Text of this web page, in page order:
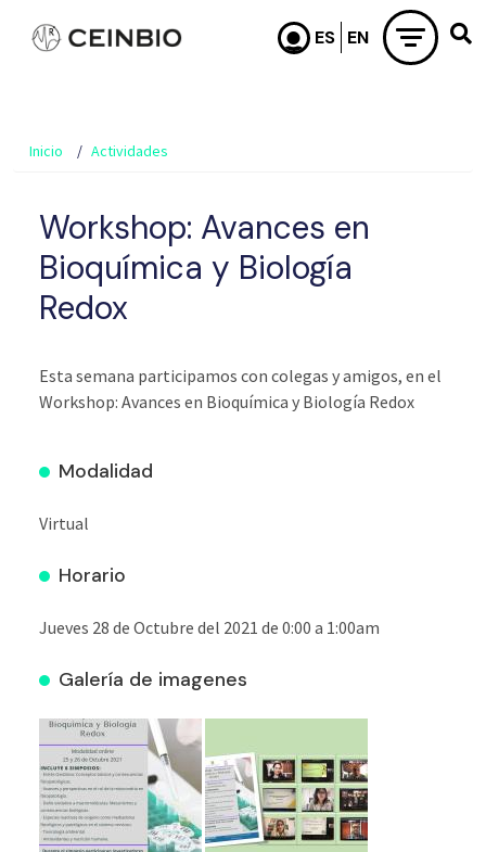
Pasar al contenido principal
Inicio Actividades
Workshop: Avances en
Bioquímica y Biología
Redox
Esta semana participamos con colegas y amigos, en el
Workshop: Avances en Bioquímica y Biología Redox
Modalidad
Virtual
Horario
Jueves 28 de Octubre del 2021 de 0:00 a 1:00am
Galería de imagenes